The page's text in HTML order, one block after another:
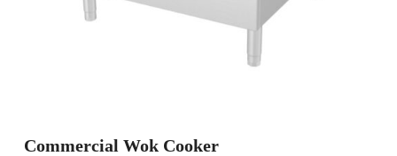
Commercial Wok Cooker